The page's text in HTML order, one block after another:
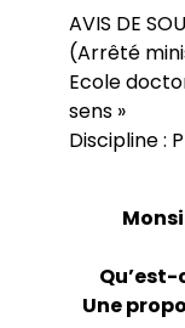
Directions
Groupe de
Jeune
Projets
Doctorants
Jeunes
Anciens
Chercheurs
Doctorants
Ouvrages
Dossiers et
Revue
Revues et
Thèses
Actes
Votre
Calendrier
Calendrier
Admission
Guide WikiP8
Guide du
AVIS DE
(Arrêté
Ecole
sens »
Discipline :
Une